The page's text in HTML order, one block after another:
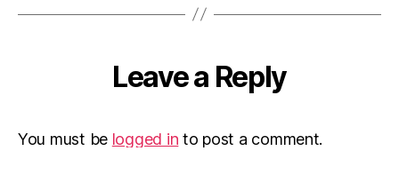
Leave a Reply
You must be logged in to post a comment.